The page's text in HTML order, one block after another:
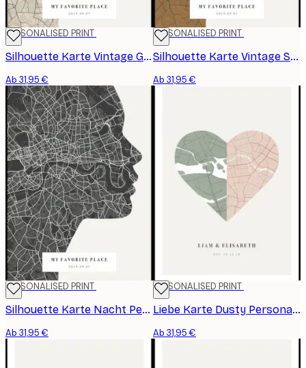
PERSONALISED PRINT
Silhouette Karte Vintage Grün Personalisiert Poster
Ab 31,95 €
PERSONALISED PRINT
Silhouette Karte Vintage Senf Personalisiert Poster
Ab 31,95 €
PERSONALISED PRINT
Silhouette Karte Nacht Personalisiert Poster
Ab 31,95 €
PERSONALISED PRINT
Liebe Karte Dusty Personalisiert Poster
Ab 31,95 €